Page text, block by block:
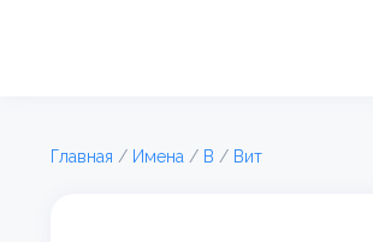
Главная / Имена / В / Вит